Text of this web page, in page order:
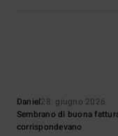
Daniel28. giugno 2026
Sembrano di buona
corrispondevano